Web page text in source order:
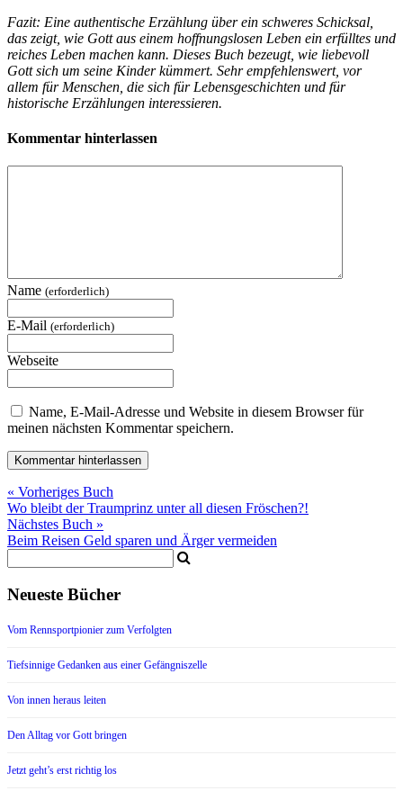
Fazit: Eine authentische Erzählung über ein schweres Schicksal,
das zeigt, wie Gott aus einem hoffnungslosen Leben ein erfülltes und
reiches Leben machen kann. Dieses Buch bezeugt, wie liebevoll
Gott sich um seine Kinder kümmert. Sehr empfehlenswert, vor
allem für Menschen, die sich für Lebensgeschichten und für
historische Erzählungen interessieren.
Kommentar hinterlassen
Name (erforderlich)
E-Mail (erforderlich)
Webseite
Name, E-Mail-Adresse und Website in diesem Browser für
meinen nächsten Kommentar speichern.
« Vorheriges Buch
Wo bleibt der Traumprinz unter all diesen Fröschen?!
Nächstes Buch »
Beim Reisen Geld sparen und Ärger vermeiden
Neueste Bücher
Vom Rennsportpionier zum Verfolgten
Tiefsinnige Gedanken aus einer Gefängniszelle
Von innen heraus leiten
Den Alltag vor Gott bringen
Jetzt geht’s erst richtig los